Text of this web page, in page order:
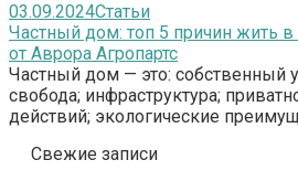
03.09.2024Статьи
Частный дом: топ 5 причин жить
от Аврора Агропартс
Частный дом — это: собственный
свобода; инфраструктура;
действий; экологические
Свежие записи